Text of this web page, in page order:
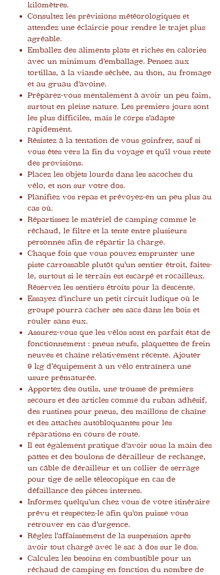
kilomètres.
Consultez les prévisions météorologiques et
attendez une éclaircie pour rendre le trajet plus
agréable.
Emballez des aliments plats et riches en calories
avec un minimum d'emballage. Pensez aux
tortillas, à la viande séchée, au thon, au fromage
et au gruau d'avoine.
Préparez-vous mentalement à avoir un peu faim,
surtout en pleine nature. Les premiers jours sont
les plus difficiles, mais le corps s'adapte
rapidement.
Résistez à la tentation de vous goinfrer, sauf si
vous êtes vers la fin du voyage et qu'il vous reste
des provisions.
Placez les objets lourds dans les sacoches du
vélo, et non sur votre dos.
Planifiez vos repas et prévoyez-en un peu plus au
cas où.
Répartissez le matériel de camping comme le
réchaud, le filtre et la tente entre plusieurs
personnes afin de répartir la charge.
Chaque fois que vous pouvez emprunter une
piste carrossable plutôt qu'un sentier étroit, faites-
le, surtout si le terrain est escarpé et rocailleux.
Réservez les sentiers étroits pour la descente.
Essayez d'inclure un petit circuit ludique où le
groupe pourra cacher ses sacs dans les bois et
rouler sans eux.
Assurez-vous que les vélos sont en parfait état de
fonctionnement : pneus neufs, plaquettes de frein
neuves et chaîne relativement récente. Ajouter
9 kg d’équipement à un vélo entraînera une
usure prématurée.
Apportez des outils, une trousse de premiers
secours et des articles comme du ruban adhésif,
des rustines pour pneus, des maillons de chaîne
et des attaches autobloquantes pour les
réparations en cours de route.
Il est également pratique d'avoir sous la main des
pattes et des boulons de dérailleur de rechange,
un câble de dérailleur et un collier de serrage
pour tige de selle télescopique en cas de
défaillance des pièces internes.
Informez quelqu'un chez vous de votre itinéraire
prévu et respectez-le afin qu'on puisse vous
retrouver en cas d'urgence.
Réglez l'affaissement de la suspension après
avoir tout chargé avec le sac à dos sur le dos.
Calculez les besoins en combustible pour un
réchaud de camping en fonction du nombre de